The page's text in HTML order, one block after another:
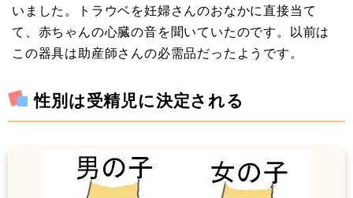
いました。トラウベを妊婦さんのおなかに直接当て
て、赤ちゃんの心臓の音を聞いていたのです。以前は
この器具は助産師さんの必需品だったようです。
性別は受精児に決定される